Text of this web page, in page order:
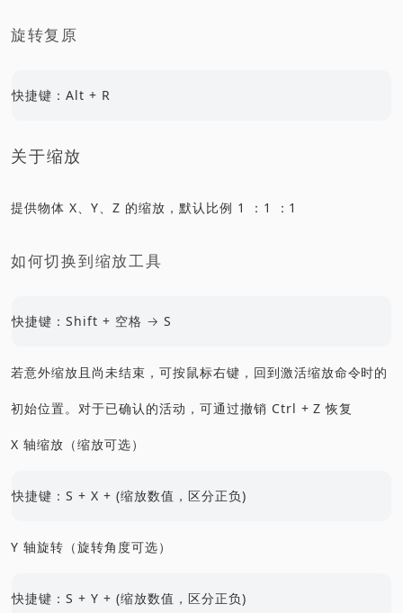
旋转复原
快捷键：Alt + R
关于缩放
提供物体 X、Y、Z 的缩放，默认比例 1 ：1 ：1
如何切换到缩放工具
快捷键：Shift + 空格 → S
若意外缩放且尚未结束，可按鼠标右键，回到激活缩放命令时的
初始位置。对于已确认的活动，可通过撤销 Ctrl + Z 恢复
X 轴缩放（缩放可选）
快捷键：S + X + (缩放数值，区分正负)
Y 轴旋转（旋转角度可选）
快捷键：S + Y + (缩放数值，区分正负)